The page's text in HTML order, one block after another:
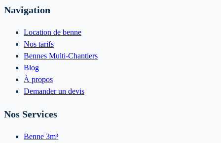
Navigation
Location de benne
Nos tarifs
Bennes Multi-Chantiers
Blog
À propos
Demander un devis
Nos Services
Benne 3m³